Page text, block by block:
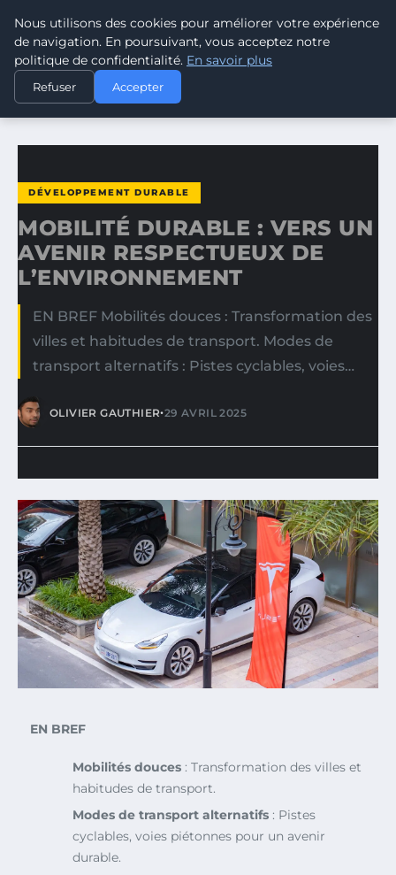
CLIMATE GUARDIAN
ACCUEIL
DÉVELOPPEMENT DURABLE
MOBILITÉ DURABLE : VERS UN AVENIR RESPECTUEUX DE…
DÉVELOPPEMENT DURABLE
MOBILITÉ DURABLE : VERS UN
AVENIR RESPECTUEUX DE
L’ENVIRONNEMENT
EN BREF Mobilités douces : Transformation des
villes et habitudes de transport. Modes de
transport alternatifs : Pistes cyclables, voies…
OLIVIER GAUTHIER•29 AVRIL 2025
EN BREF
Mobilités douces : Transformation des villes et
habitudes de transport.
Modes de transport alternatifs : Pistes
cyclables, voies piétonnes pour un avenir
durable.
Nous utilisons des cookies pour améliorer votre expérience
de navigation. En poursuivant, vous acceptez notre
politique de confidentialité. En savoir plus
Refuser Accepter